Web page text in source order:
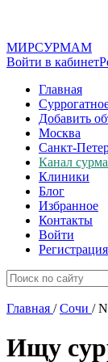
МИРСУРМАМ
Войти в кабинет
Главная
Добавить
Москва
Санкт-
Канал
Клиники
Блог
Избранное
Контакты
Войти
Регистрация
Главная / Сочи /
Ищу